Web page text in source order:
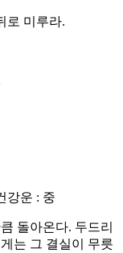
로 미루라.
강운 : 중
돌아온다. 두드리
는 그 결실이 무릇